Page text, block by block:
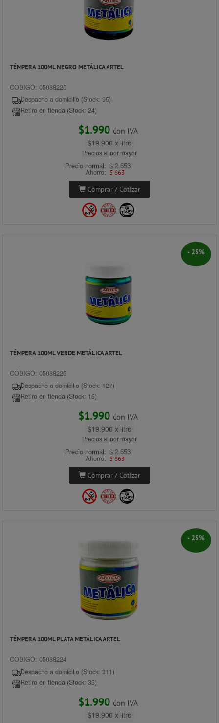
TÉMPERA 100ML NEGRO METÁLICA ARTEL
CÓDIGO: 05088225
Despacho a domicilio (Stock: 95)
Retiro en tienda (Stock: 24)
$1.990 con IVA
$19.900 x litro
Precios al por mayor
Precio normal: $ 2.653
Ahorro: $ 663
Comprar / Cotizar
- 25%
TÉMPERA 100ML VERDE METÁLICA ARTEL
CÓDIGO: 05088226
Despacho a domicilio (Stock: 127)
Retiro en tienda (Stock: 16)
$1.990 con IVA
$19.900 x litro
Precios al por mayor
Precio normal: $ 2.653
Ahorro: $ 663
Comprar / Cotizar
- 25%
TÉMPERA 100ML PLATA METÁLICA ARTEL
CÓDIGO: 05088224
Despacho a domicilio (Stock: 311)
Retiro en tienda (Stock: 33)
$1.990 con IVA
$19.900 x litro